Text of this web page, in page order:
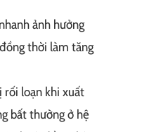
ảnh hưởng
thời làm tăng
rối loạn khi xuất
bất thường ở hệ